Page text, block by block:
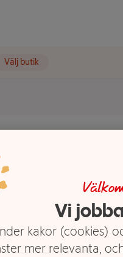
Välj butik
ICA
Vi
kakor (cookies)
mer relevanta,